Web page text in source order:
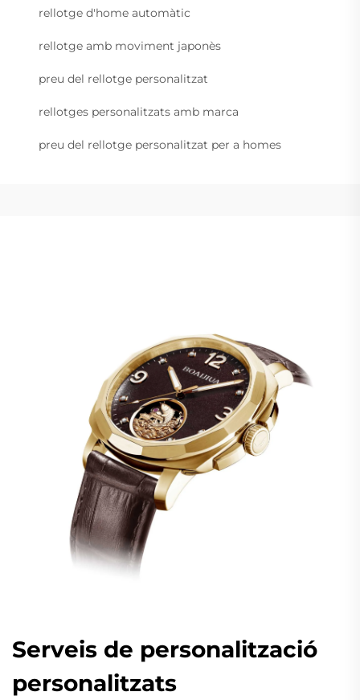
rellotge d'home automàtic
rellotge amb moviment japonès
preu del rellotge personalitzat
rellotges personalitzats amb marca
preu del rellotge personalitzat per a homes
Serveis de personalització
personalitzats